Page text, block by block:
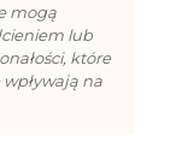
mogą
lub
które
na